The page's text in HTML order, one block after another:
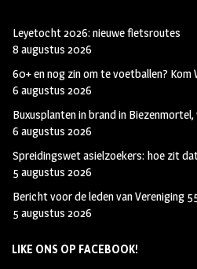
Leyetocht 2026: nieuwe fietsroutes
8 augustus 2026
60+ en nog zin om te voetballen? Kom
6 augustus 2026
Buxusplanten in brand in
6 augustus 2026
Spreidingswet asielzoekers: hoe zit
5 augustus 2026
Bericht voor de leden van Vereniging
5 augustus 2026
LIKE ONS OP FACEBOOK!